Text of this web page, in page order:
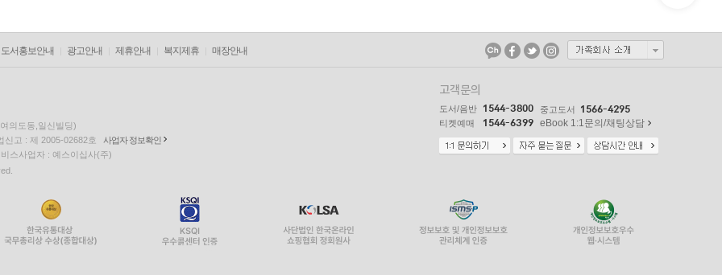
도서홍보안내 광고안내 제휴안내 복지제휴 매장안내
의도동,일신빌딩)
고 : 제 2005-02682호
사업자 정보확인
스사업자 : 예스이십사(주)
고객문의
도서/음반 1544-3800 중고도서 1566-4295
티켓예매 1544-6399 eBook 1:1문의/채팅상담
EQUUS3